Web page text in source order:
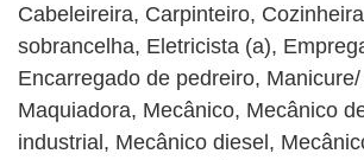
Cabeleireira, Carpinteiro,
sobrancelha, Eletricista (a),
Encarregado de pedreiro,
Maquiadora, Mecânico, Mecânico
industrial, Mecânico diesel,